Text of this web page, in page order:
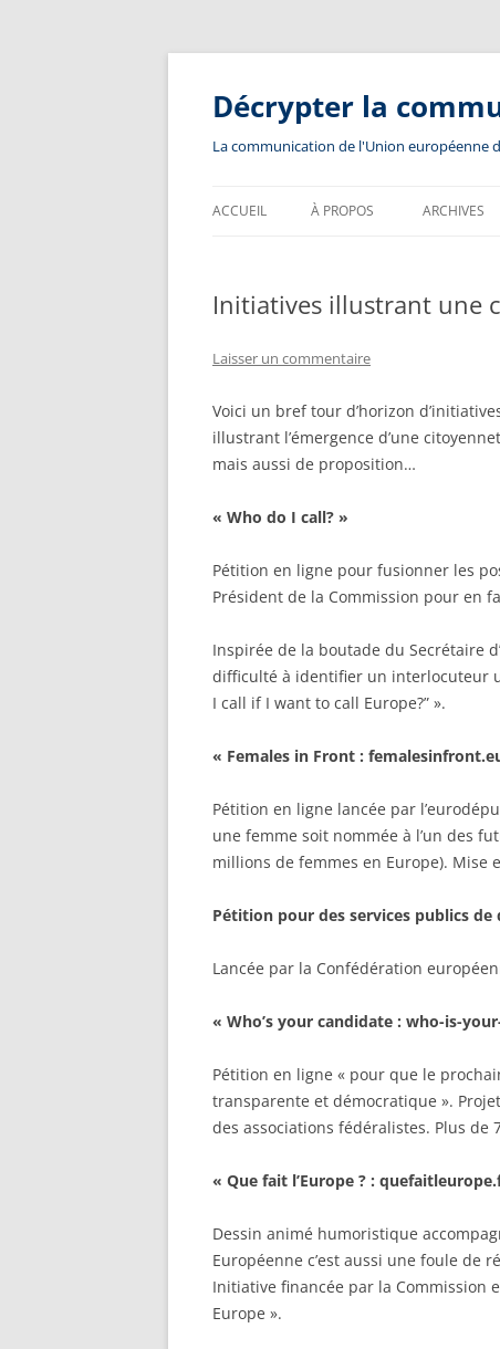
Aller
contenu
Décrypter la
La communication de l'Union européenne
ACCUEIL À PROPOS ARCHIVES
Initiatives illustrant une
Laisser un commentaire
Voici un bref tour d’horizon
illustrant l’émergence d’une
mais aussi de proposition…
« Who do I call? »
Pétition en ligne pour fusionner les
Président de la Commission pour en
Inspirée de la boutade du Secrétaire
difficulté à identifier un interlocuteur
I call if I want to call Europe?” ».
« Females in Front :
Pétition en ligne lancée par
une femme soit nommée à l’un des
millions de femmes en Europe). Mise
Pétition pour des services publics
Lancée par la Confédération
« Who’s your candidate : who-is-
Pétition en ligne « pour que le
transparente et démocratique ».
des associations fédéralistes. Plus de
« Que fait l’Europe ? :
Dessin animé humoristique
Européenne c’est aussi une foule de
Initiative financée par la Commission
Europe ».